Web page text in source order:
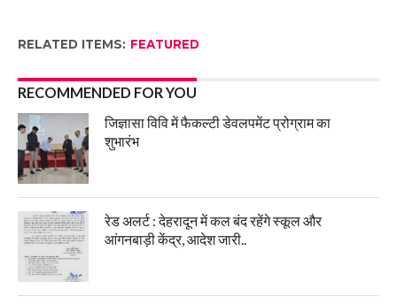
RELATED ITEMS: FEATURED
RECOMMENDED FOR YOU
जिज्ञासा विवि में फैकल्टी डेवलपमेंट प्रोग्राम का
शुभारंभ
रेड अलर्ट : देहरादून में कल बंद रहेंगे स्कूल और
आंगनबाड़ी केंद्र, आदेश जारी..